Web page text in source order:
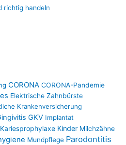
CORONA CORONA-Pandemie
Elektrische Zahnbürste
Krankenversicherung
GKV Implantat
Kariesprophylaxe Kinder Milchzähne
Mundpflege Parodontitis